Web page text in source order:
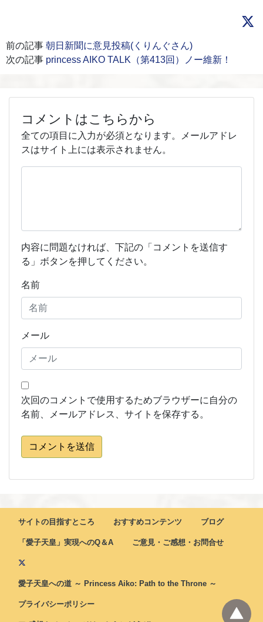
前の記事 朝日新聞に意見投稿(くりんぐさん)
次の記事 princess AIKO TALK（第413回）ノー維新！
コメントはこちらから
全ての項目に入力が必須となります。メールアドレ
スはサイト上には表示されません。
内容に問題なければ、下記の「コメントを送信す
る」ボタンを押してください。
名前
メール
次回のコメントで使用するためブラウザーに自分の
名前、メールアドレス、サイトを保存する。
コメントを送信
サイトの目指すところ おすすめコンテンツ ブログ
「愛子天皇」実現へのQ＆A ご意見・ご感想・お問合せ
愛子天皇への道 ～ Princess Aiko: Path to the Throne ～
プライバシーポリシー